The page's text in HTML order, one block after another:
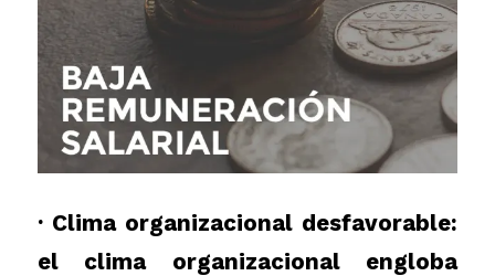
· Clima organizacional desfavorable:
el clima organizacional engloba